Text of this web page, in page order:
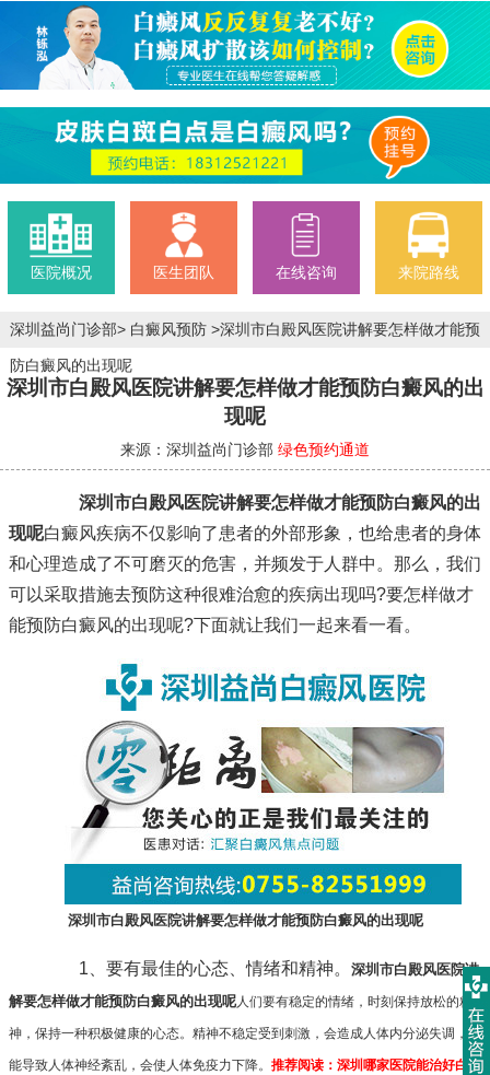
医院概况 医生团队 在线咨询 来院路线
深圳益尚门诊部>白癜风预防 >深圳市白殿风医院讲解要怎样做才能预
防白癜风的出现呢
深圳市白殿风医院讲解要怎样做才能预防白癜风的出
现呢
来源：深圳益尚门诊部 绿色预约通道
深圳市白殿风医院讲解要怎样做才能预防白癜风的出
现呢白癜风疾病不仅影响了患者的外部形象，也给患者的身体
和心理造成了不可磨灭的危害，并频发于人群中。那么，我们
可以采取措施去预防这种很难治愈的疾病出现吗?要怎样做才
能预防白癜风的出现呢?下面就让我们一起来看一看。
深圳市白殿风医院讲解要怎样做才能预防白癜风的出现呢
1、要有最佳的心态、情绪和精神。 深圳市白殿风医院讲
解要怎样做才能预防白癜风的出现呢人们要有稳定的情绪，时刻保持放松的精
神，保持一种积极健康的心态。精神不稳定受到刺激，会造成人体内分泌失调，可
能导致人体神经紊乱，会使人体免疫力下降。 推荐阅读： 深圳哪家医院能治好白癫